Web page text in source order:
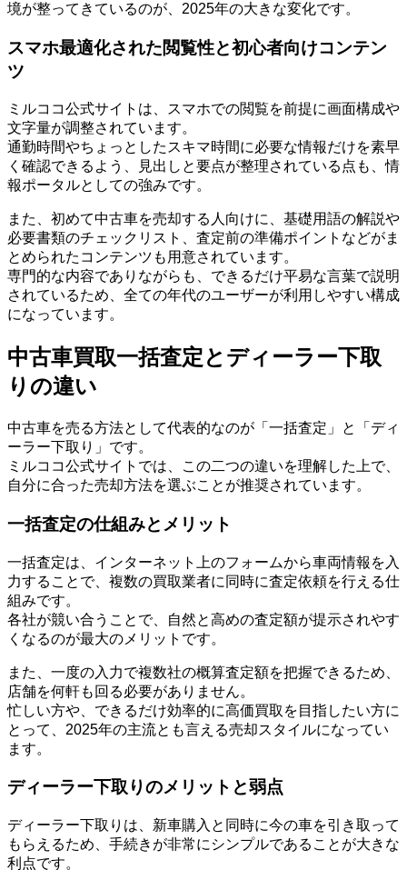
境が整ってきているのが、2025年の大きな変化です。
スマホ最適化された閲覧性と初心者向けコンテン
ツ
ミルココ公式サイトは、スマホでの閲覧を前提に画面構成や
文字量が調整されています。
通勤時間やちょっとしたスキマ時間に必要な情報だけを素早
く確認できるよう、見出しと要点が整理されている点も、情
報ポータルとしての強みです。
また、初めて中古車を売却する人向けに、基礎用語の解説や
必要書類のチェックリスト、査定前の準備ポイントなどがま
とめられたコンテンツも用意されています。
専門的な内容でありながらも、できるだけ平易な言葉で説明
されているため、全ての年代のユーザーが利用しやすい構成
になっています。
中古車買取一括査定とディーラー下取
りの違い
中古車を売る方法として代表的なのが「一括査定」と「ディ
ーラー下取り」です。
ミルココ公式サイトでは、この二つの違いを理解した上で、
自分に合った売却方法を選ぶことが推奨されています。
一括査定の仕組みとメリット
一括査定は、インターネット上のフォームから車両情報を入
力することで、複数の買取業者に同時に査定依頼を行える仕
組みです。
各社が競い合うことで、自然と高めの査定額が提示されやす
くなるのが最大のメリットです。
また、一度の入力で複数社の概算査定額を把握できるため、
店舗を何軒も回る必要がありません。
忙しい方や、できるだけ効率的に高価買取を目指したい方に
とって、2025年の主流とも言える売却スタイルになってい
ます。
ディーラー下取りのメリットと弱点
ディーラー下取りは、新車購入と同時に今の車を引き取って
もらえるため、手続きが非常にシンプルであることが大きな
利点です。